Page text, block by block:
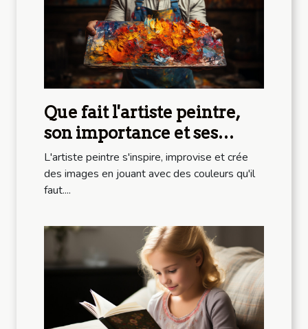
Que fait l'artiste peintre,
son importance et ses
qualités?
L'artiste peintre s'inspire, improvise et crée
des images en jouant avec des couleurs qu'il
faut....